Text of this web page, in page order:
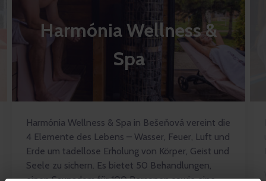
Harmónia Wellness &
Spa
Harmónia Wellness & Spa in Bešeňová vereint die
4 Elemente des Lebens – Wasser, Feuer, Luft und
Erde um tadellose Erholung von Körper, Geist und
Seele zu sichern. Es bietet 50 Behandlungen,